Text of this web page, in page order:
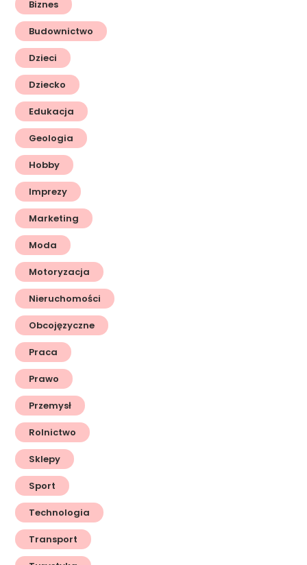
Biznes
Budownictwo
Dzieci
Dziecko
Edukacja
Geologia
Hobby
Imprezy
Marketing
Moda
Motoryzacja
Nieruchomości
Obcojęzyczne
Praca
Prawo
Przemysł
Rolnictwo
Sklepy
Sport
Technologia
Transport